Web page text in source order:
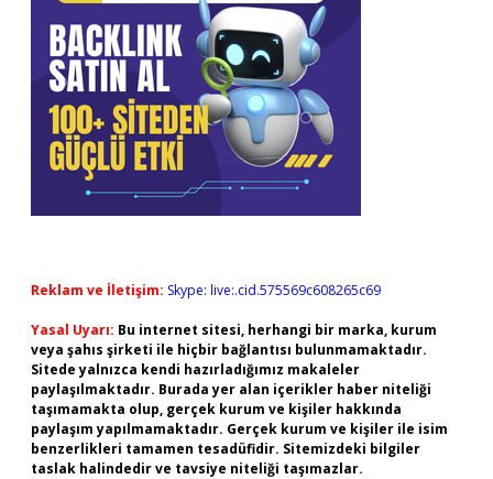
Reklam ve İletişim: Skype: live:.cid.575569c608265c69
Yasal Uyarı: Bu internet sitesi, herhangi bir marka, kurum
veya şahıs şirketi ile hiçbir bağlantısı bulunmamaktadır.
Sitede yalnızca kendi hazırladığımız makaleler
paylaşılmaktadır. Burada yer alan içerikler haber niteliği
taşımamakta olup, gerçek kurum ve kişiler hakkında
paylaşım yapılmamaktadır. Gerçek kurum ve kişiler ile isim
benzerlikleri tamamen tesadüfidir. Sitemizdeki bilgiler
taslak halindedir ve tavsiye niteliği taşımazlar.